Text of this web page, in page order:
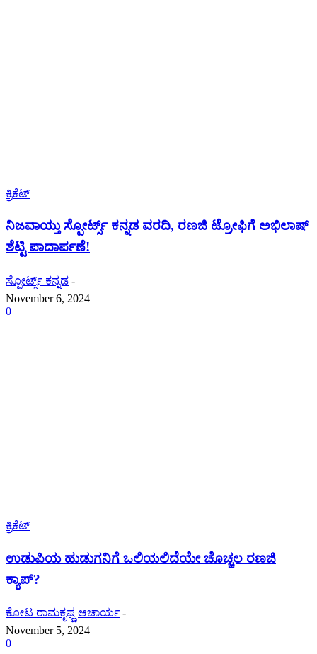
ಕ್ರಿಕೆಟ್
ನಿಜವಾಯ್ತು ಸ್ಪೋರ್ಟ್ಸ್ ಕನ್ನಡ ವರದಿ, ರಣಜಿ ಟ್ರೋಫಿಗೆ ಅಭಿಲಾಷ್
ಶೆಟ್ಟಿ ಪಾದಾರ್ಪಣೆ!
ಸ್ಪೋರ್ಟ್ಸ್ ಕನ್ನಡ -
November 6, 2024
0
ಕ್ರಿಕೆಟ್
ಉಡುಪಿಯ ಹುಡುಗನಿಗೆ ಒಲಿಯಲಿದೆಯೇ ಚೊಚ್ಚಲ ರಣಜಿ
ಕ್ಯಾಪ್?
ಕೋಟ ರಾಮಕೃಷ್ಣ ಆಚಾರ್ಯ -
November 5, 2024
0